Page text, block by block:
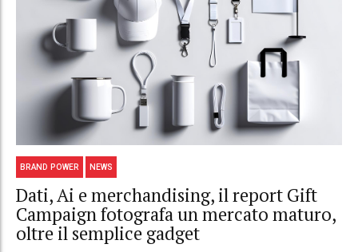
BRAND POWER NEWS
Dati, Ai e merchandising, il report Gift
Campaign fotografa un mercato maturo,
oltre il semplice gadget